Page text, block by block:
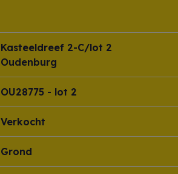
Kasteeldreef 2-C/lot 2
Oudenburg
OU28775 - lot 2
Verkocht
Grond